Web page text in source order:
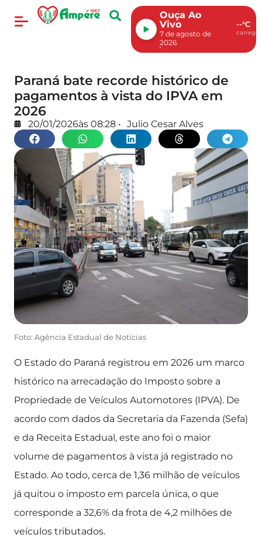
Ouça Ao
Vivo
7 de agosto de
2026
--°C
Paraná bate recorde histórico de
pagamentos à vista do IPVA em
2026
20/01/2026às 08:28 • Julio Cesar Alves
Foto: Agência Estadual de Notícias
O Estado do Paraná registrou em 2026 um marco
histórico na arrecadação do Imposto sobre a
Propriedade de Veículos Automotores (IPVA). De
acordo com dados da Secretaria da Fazenda (Sefa)
e da Receita Estadual, este ano foi o maior
volume de pagamentos à vista já registrado no
Estado. Ao todo, cerca de 1,36 milhão de veículos
já quitou o imposto em parcela única, o que
corresponde a 32,6% da frota de 4,2 milhões de
veículos tributados.